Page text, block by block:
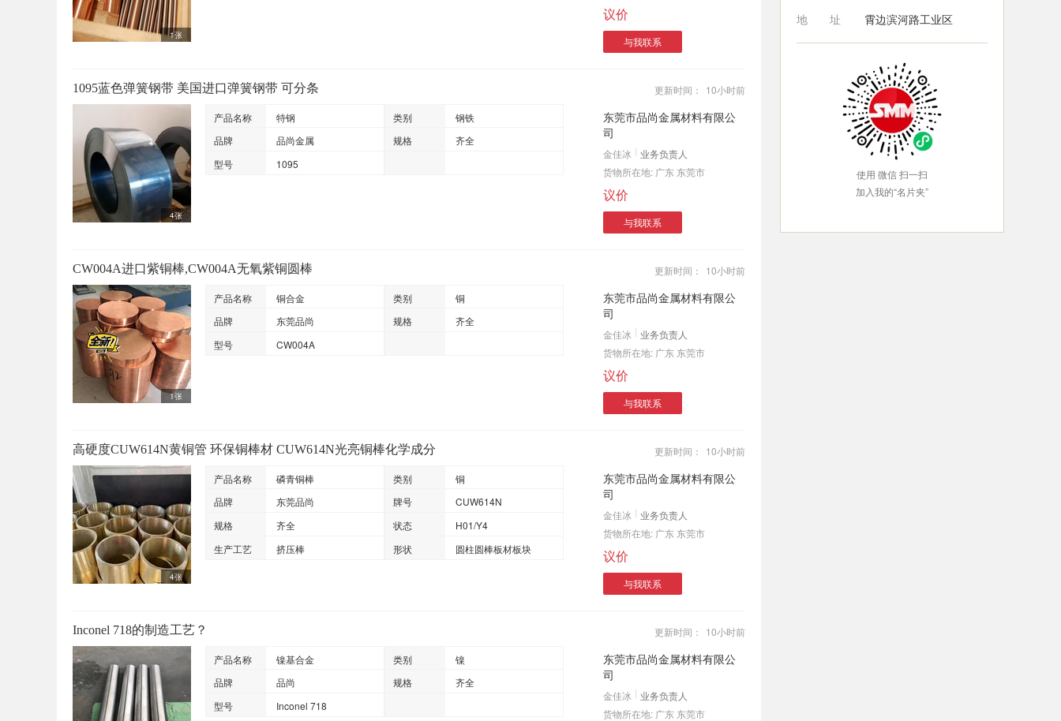
1张
议价
与我联系
1095蓝色弹簧钢带 美国进口弹簧钢带 可分条 更新时间： 10小时前
4张
产品名称 特钢 类别
钢铁
品牌
品尚金属 规格
齐全
型号
1095
东莞市品尚金属材料有限公
司
金佳冰
业务负责人
货物所在地: 广东 东莞市
议价
与我联系
CW004A进口紫铜棒,CW004A无氧紫铜圆棒 更新时间： 10小时前
1张
产品名称 铜合金 类别
铜
品牌
东莞品尚 规格
齐全
型号
CW004A
东莞市品尚金属材料有限公
司
金佳冰
业务负责人
货物所在地: 广东 东莞市
议价
与我联系
高硬度CUW614N黄铜管 环保铜棒材 CUW614N光亮铜棒化学成分 更新时间： 10小时前
4张
产品名称 磷青铜棒 类别
铜
品牌
东莞品尚 牌号
CUW614N
规格
齐全 状态
H01/Y4
生产工艺
挤压棒 形状 圆柱圆棒板材板块
东莞市品尚金属材料有限公
司
金佳冰
业务负责人
货物所在地: 广东 东莞市
议价
与我联系
Inconel 718的制造工艺？ 更新时间： 10小时前
产品名称 镍基合金 类别
镍
品牌
品尚 规格
齐全
型号
Inconel 718
东莞市品尚金属材料有限公
司
金佳冰
业务负责人
货物所在地: 广东 东莞市
地址
霄边滨河路工业区
使用 微信 扫一扫
加入我的“名片夹”